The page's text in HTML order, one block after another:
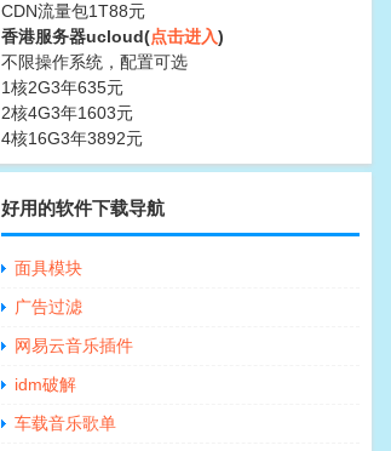
CDN流量包1T88元
香港服务器ucloud(点击进入)
不限操作系统，配置可选
1核2G3年635元
2核4G3年1603元
4核16G3年3892元
好用的软件下载导航
面具模块
广告过滤
网易云音乐插件
idm破解
车载音乐歌单